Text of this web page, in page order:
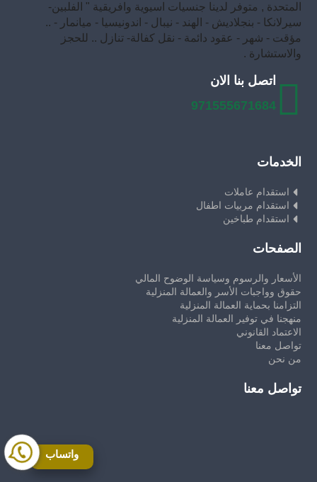
المتحدة , متوفر لدينا جنسيات اسيوية وافريقية " الفلبين-
سيرلانكا - بنجلاديش - الهند - نيبال - اندونيسيا - ميانمار - ..
مؤقت - شهر - عقود دائمة - نقل كفالة- تنازل .. للحجز
والاستشارة .
اتصل بنا الان
971555671684
الخدمات
استقدام عاملات
استقدام مربيات اطفال
استقدام طباخين
الصفحات
الأسعار والرسوم وسياسة الوضوح المالي
حقوق وواجبات الأسر والعمالة المنزلية
التزامنا بحماية العمالة المنزلية
منهجنا في توفير العمالة المنزلية
الاعتماد القانوني
تواصل معنا
من نحن
تواصل معنا
واتساب